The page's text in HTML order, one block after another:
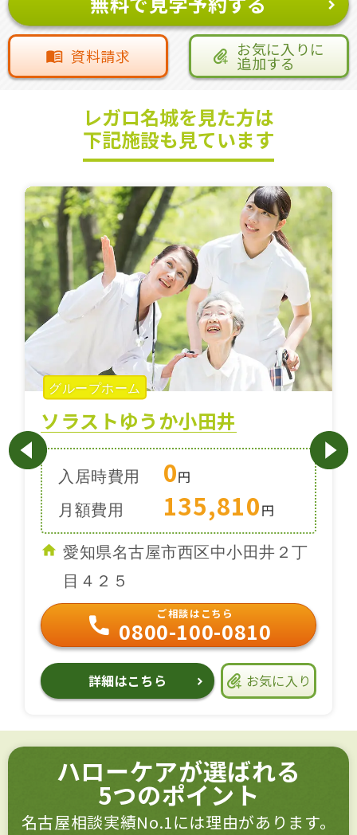
資料請求 お気に入りに
追加する
レガロ名城を見た方は
下記施設も見ています
グループホーム
ソラストゆうか小田井
入居時費用 0円
月額費用
135,810円
愛知県名古屋市西区中小田井２丁
目４２５
ご相談はこちら
0800-100-0810
詳細はこちら お気に入り
ハローケアが選ばれる
5つのポイント
名古屋相談実績No.1には理由があります。